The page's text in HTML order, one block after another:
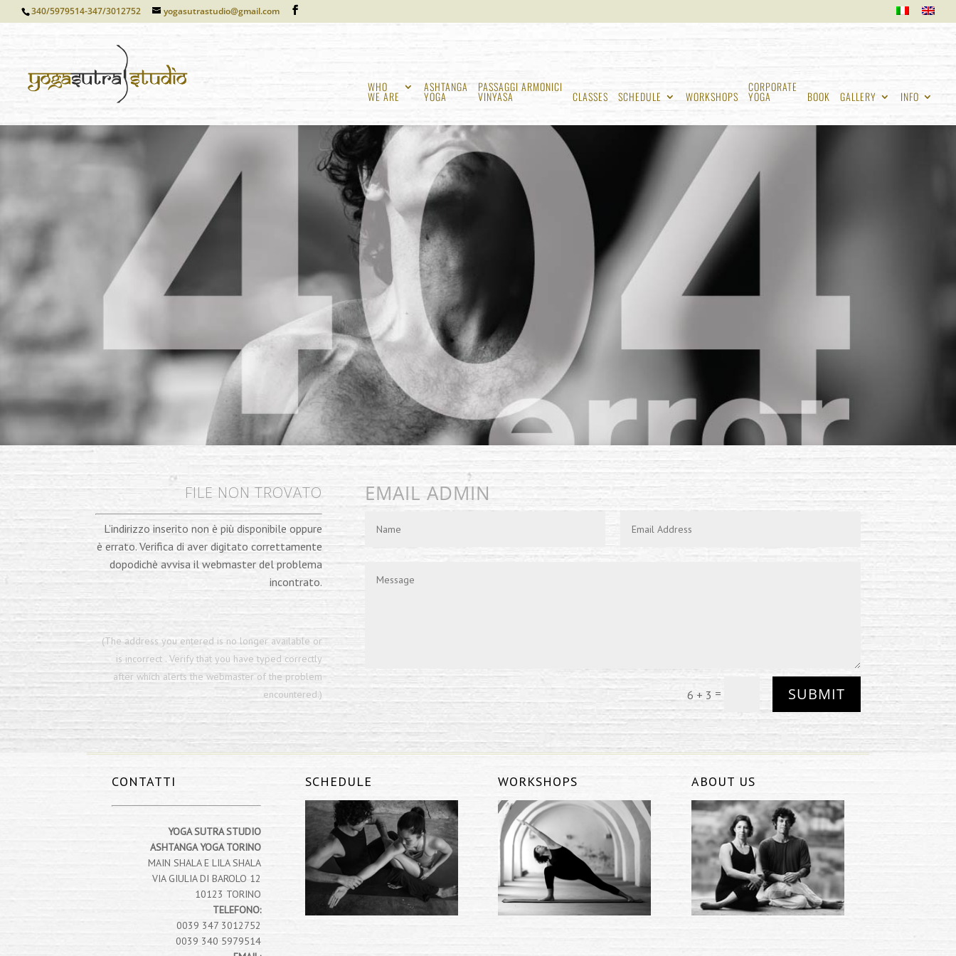
340/5979514-347/3012752 yogasutrastudio@gmail.com
WHO
WE ARE
ASHTANGA
YOGA
PASSAGGI ARMONICI
VINYASA CLASSES SCHEDULE WORKSHOPS
CORPORATE
YOGA BOOK GALLERY INFO
FILE NON TROVATO
L’indirizzo inserito non è più disponibile oppure
è errato. Verifica di aver digitato correttamente
dopodichè avvisa il webmaster del problema
incontrato.
(The address you entered is no longer available or
is incorrect . Verify that you have typed correctly
after which alerts the webmaster of the problem
encountered.)
EMAIL ADMIN
6 + 3 = SUBMIT
CONTATTI
YOGA SUTRA STUDIO
ASHTANGA YOGA TORINO
MAIN SHALA E LILA SHALA
VIA GIULIA DI BAROLO 12
10123 TORINO
TELEFONO:
0039 347 3012752
0039 340 5979514
SCHEDULE WORKSHOPS ABOUT US